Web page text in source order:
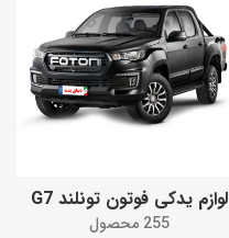
لوازم یدکی فوتون تونلند G7
255 محصول